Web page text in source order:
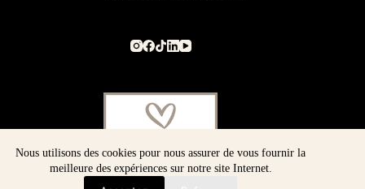
Nous utilisons des cookies pour nous assurer de vous fournir la
meilleure des expériences sur notre site Internet.